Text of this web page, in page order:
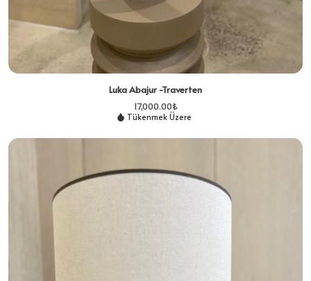
Luka Abajur -Traverten
17,000.00₺
Tükenmek Üzere